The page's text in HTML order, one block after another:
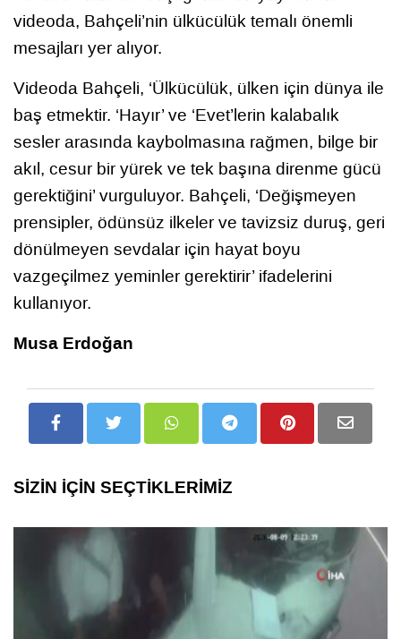
videoda, Bahçeli’nin ülkücülük temalı önemli
mesajları yer alıyor.
Videoda Bahçeli, ‘Ülkücülük, ülken için dünya ile
baş etmektir. ‘Hayır’ ve ‘Evet’lerin kalabalık
sesler arasında kaybolmasına rağmen, bilge bir
akıl, cesur bir yürek ve tek başına direnme gücü
gerektiğini’ vurguluyor. Bahçeli, ‘Değişmeyen
prensipler, ödünsüz ilkeler ve tavizsiz duruş, geri
dönülmeyen sevdalar için hayat boyu
vazgeçilmez yeminler gerektirir’ ifadelerini
kullanıyor.
Musa Erdoğan
SİZİN İÇİN SEÇTİKLERİMİZ